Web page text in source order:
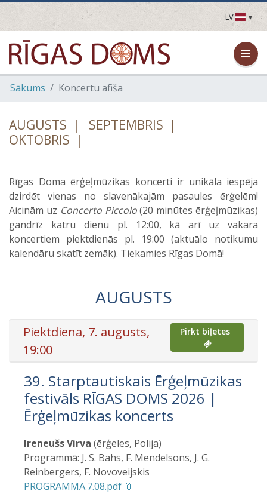
LV
LV
EN
DE
FR
Sākums Koncertu afiša
AUGUSTS |
SEPTEMBRIS |
OKTOBRIS |
Rīgas Doma ērģeļmūzikas koncerti ir unikāla iespēja
dzirdēt vienas no slavenākajām pasaules ērģelēm!
Aicinām uz Concerto Piccolo(20 minūtes ērģeļmūzikas)
gandrīz katru dienu pl. 12:00, kā arī uz vakara
koncertiem piektdienās pl. 19:00 (aktuālo notikumu
kalendāru skatīt zemāk). Tiekamies Rīgas Domā!
AUGUSTS
Piektdiena, 7. augusts,
19:00
Pirkt biļetes
39. Starptautiskais Ērģeļmūzikas
festivāls RĪGAS DOMS 2026 |
Ērģeļmūzikas koncerts
Ireneušs Virva (ērģeles, Polija)
Programmā: J. S. Bahs, F. Mendelsons, J. G.
Reinbergers, F. Novoveijskis
PROGRAMMA.7.08.pdf